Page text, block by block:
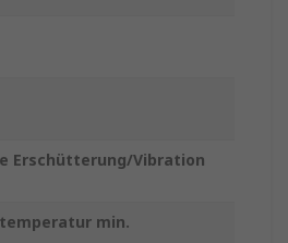
Erschütterung/Vibration
min.